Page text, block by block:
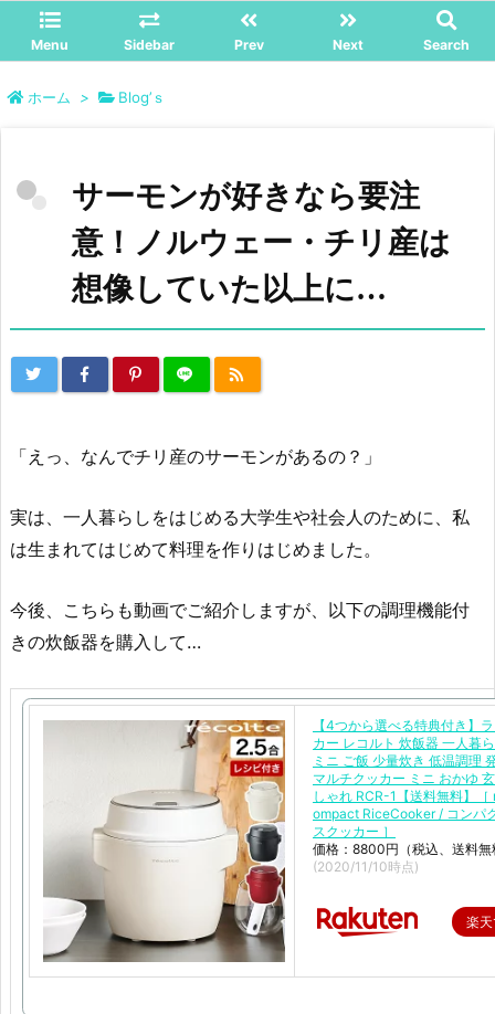
Menu Sidebar Prev Next Search
ホーム > Blog’ｓ
サーモンが好きなら要注
意！ノルウェー・チリ産は
想像していた以上に…
「えっ、なんでチリ産のサーモンがあるの？」
実は、一人暮らしをはじめる大学生や社会人のために、私
は生まれてはじめて料理を作りはじめました。
今後、こちらも動画でご紹介しますが、以下の調理機能付
きの炊飯器を購入して…
【4つから選べる特典付き】
カー レコルト 炊飯器 一人暮
ミニ ご飯 少量炊き 低温調理
マルチクッカー ミニ おかゆ
しゃれ RCR-1【送料無料】
ompact RiceCooker / コンパ
スクッカー ］
価格：8800円（税込、送料無
(2020/11/10時点)
楽